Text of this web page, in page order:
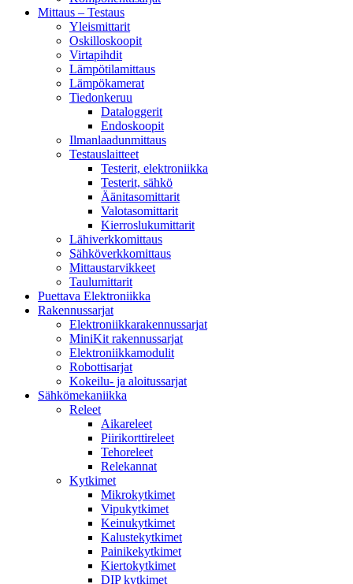
Mittaus – Testaus
Yleismittarit
Oskilloskoopit
Virtapihdit
Lämpötilamittaus
Lämpökamerat
Tiedonkeruu
Dataloggerit
Endoskoopit
Ilmanlaadunmittaus
Testauslaitteet
Testerit, elektroniikka
Testerit, sähkö
Äänitasomittarit
Valotasomittarit
Kierroslukumittarit
Lähiverkkomittaus
Sähköverkkomittaus
Mittaustarvikkeet
Taulumittarit
Puettava Elektroniikka
Rakennussarjat
Elektroniikkarakennussarjat
MiniKit rakennussarjat
Elektroniikkamodulit
Robottisarjat
Kokeilu- ja aloitussarjat
Sähkömekaniikka
Releet
Aikareleet
Piirikorttireleet
Tehoreleet
Relekannat
Kytkimet
Mikrokytkimet
Vipukytkimet
Keinukytkimet
Kalustekytkimet
Painikekytkimet
Kiertokytkimet
DIP kytkimet